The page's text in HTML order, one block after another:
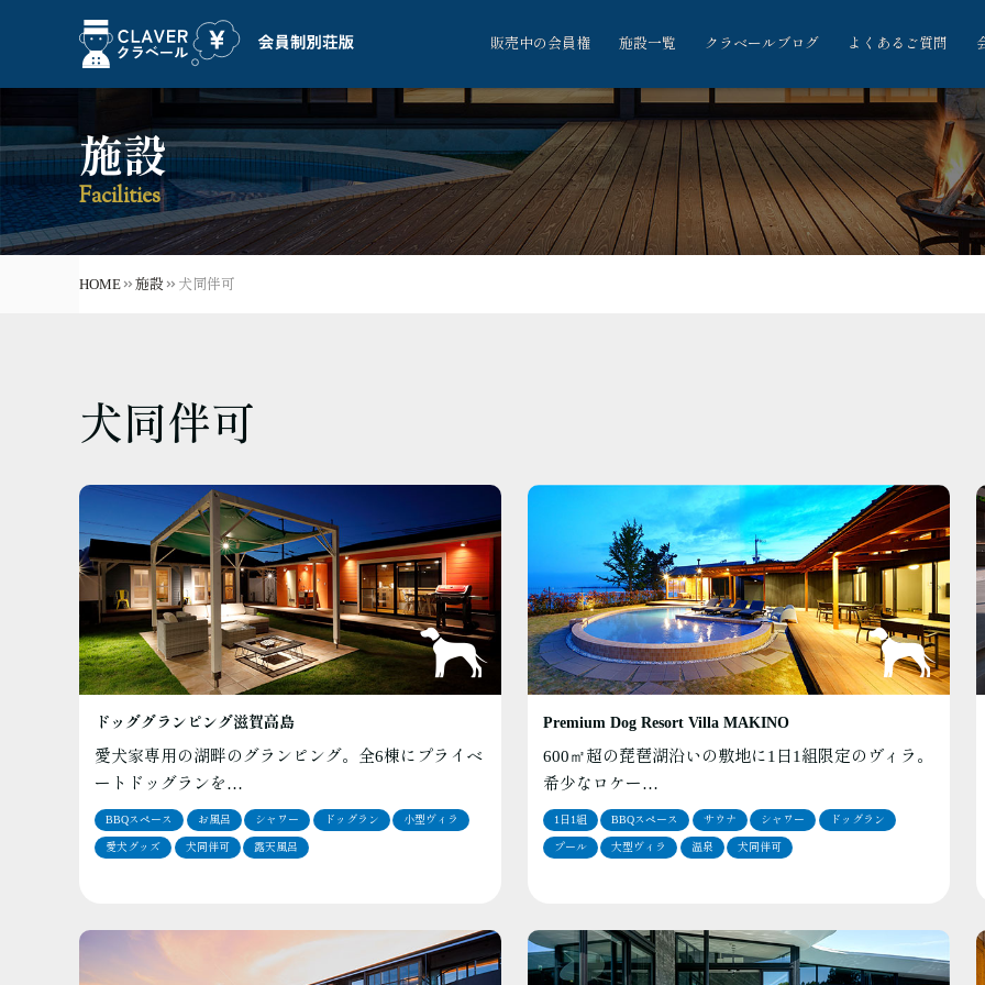
販売中の会員権 施設一覧 クラベールブログ よくあるご質問
施設
Facilities
HOME 施設 犬同伴可
犬同伴可
ドッググランピング滋賀高島
愛犬家専用の湖畔のグランピング。全6棟にプライベ
ートドッグランを…
BBQスペース お風呂 シャワー ドッグラン 小型ヴィラ
愛犬グッズ 犬同伴可 露天風呂
Premium Dog Resort Villa MAKINO
600㎡超の琵琶湖沿いの敷地に1日1組限定のヴィラ。
希少なロケー…
1日1組 BBQスペース サウナ シャワー ドッグラン
プール 大型ヴィラ 温泉 犬同伴可